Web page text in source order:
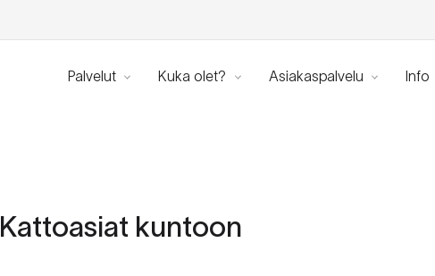
Palvelut Kuka olet? Asiakaspalvelu Info
Kattoasiat kuntoon